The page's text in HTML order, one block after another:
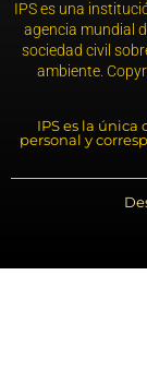
IPS es una
agencia mundial
sociedad civil
ambiente.
IPS es la
personal y